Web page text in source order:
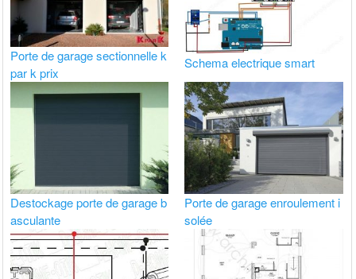
Porte de garage sectionnelle k
par k prix
Schema electrique smart
Destockage porte de garage b
asculante
Porte de garage enroulement i
solée